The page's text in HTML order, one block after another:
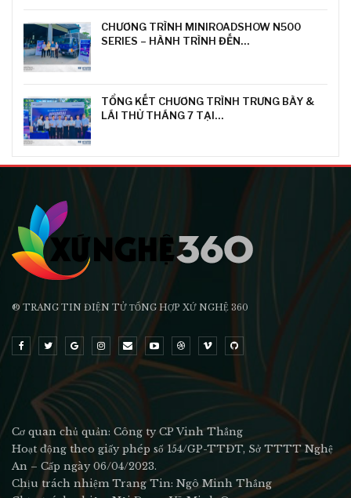
CHƯƠNG TRÌNH MINIROADSHOW N500
SERIES – HÀNH TRÌNH ĐẾN…
TỔNG KẾT CHƯƠNG TRÌNH TRƯNG BÀY &
LÁI THỬ THÁNG 7 TẠI…
® TRANG TIN ĐIỆN TỬ ТỔNG HỢP XỨ NGHỆ 360
Cơ quan chủ quản: Công ty CP Vinh Thắng
Hoạt động theo giấy phép số 154/GP-TTĐT, Sở TTTT Nghệ
An – Cấp ngày 06/04/2023.
Chịu trách nhiệm Trang Tin: Ngô Minh Thắng